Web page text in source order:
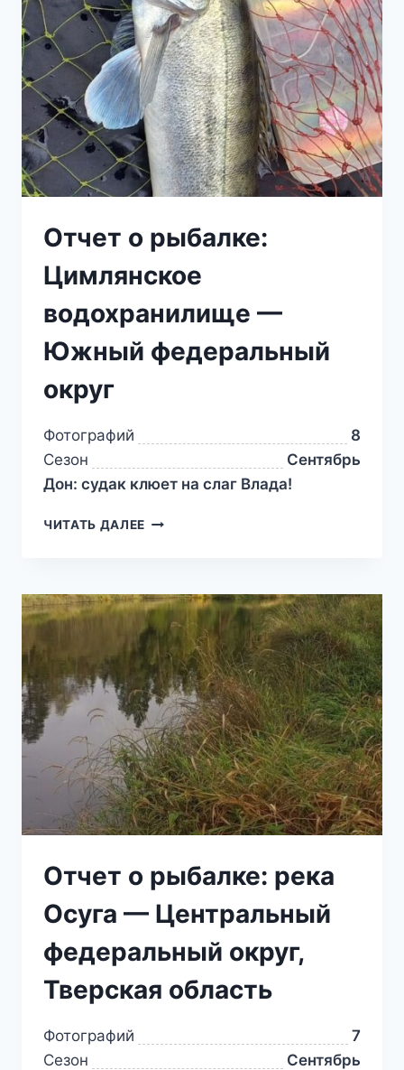
Отчет о рыбалке:
Цимлянское
водохранилище —
Южный федеральный
округ
Фотографий
8
Сезон
Сентябрь
Дон: судак клюет на слаг Влада!
ЧИТАТЬ ДАЛЕЕ
Отчет о рыбалке: река
Осуга — Центральный
федеральный округ,
Тверская область
Фотографий
7
Сезон
Сентябрь